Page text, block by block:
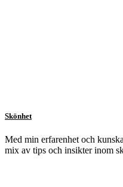
Skönhet
Med min erfarenhet och
mix av tips och insikter inom